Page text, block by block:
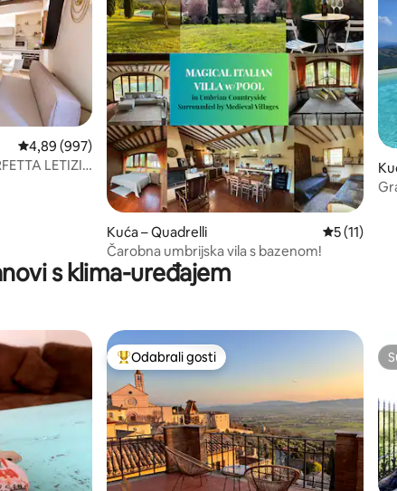
Prosječna ocjena: 4,89/5, recenzija: 997
4,89 (997)
LETIZIA
Kuća – Quadrelli Prosječna
5 (11)
Čarobna umbrijska vila s bazenom!
s klima-uređajem
oznakom „Odabrali gosti”Među najviše rangiranima s oznakom
Odabrali gosti